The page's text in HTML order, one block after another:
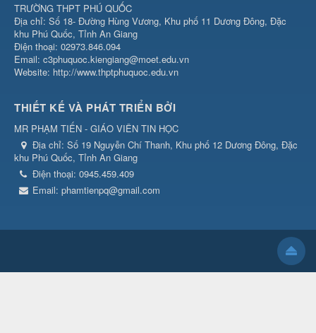
TRƯỜNG THPT PHÚ QUỐC
Địa chỉ: Số 18- Đường Hùng Vương, Khu phố 11 Dương Đông, Đặc
khu Phú Quốc, Tỉnh An Giang
Điện thoại: 02973.846.094
Email: c3phuquoc.kiengiang@moet.edu.vn
Website: http://www.thptphuquoc.edu.vn
THIẾT KẾ VÀ PHÁT TRIỂN BỞI
MR PHẠM TIẾN - GIÁO VIÊN TIN HỌC
Địa chỉ: Số 19 Nguyễn Chí Thanh, Khu phố 12 Dương Đông, Đặc
khu Phú Quốc, Tỉnh An Giang
Điện thoại: 0945.459.409
Email: phamtienpq@gmail.com